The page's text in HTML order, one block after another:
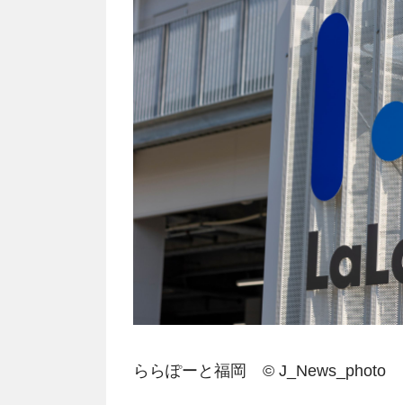
ららぽーと福岡 © J_News_photo